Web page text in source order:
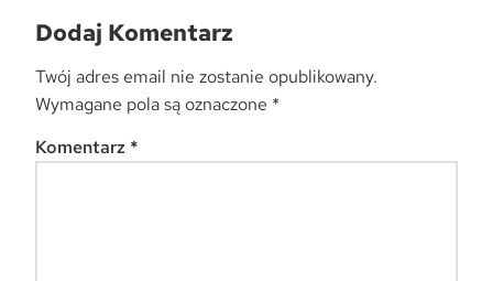
Dodaj Komentarz
Twój adres email nie zostanie opublikowany.
Wymagane pola są oznaczone *
Komentarz *